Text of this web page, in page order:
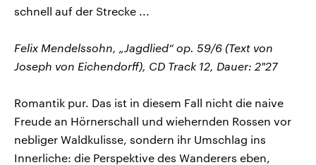
schnell auf der Strecke ...
Felix Mendelssohn, „Jagdlied“ op. 59/6 (Text von
Joseph von Eichendorff), CD Track 12, Dauer: 2"27
Romantik pur. Das ist in diesem Fall nicht die naive
Freude an Hörnerschall und wiehernden Rossen vor
nebliger Waldkulisse, sondern ihr Umschlag ins
Innerliche: die Perspektive des Wanderers eben,